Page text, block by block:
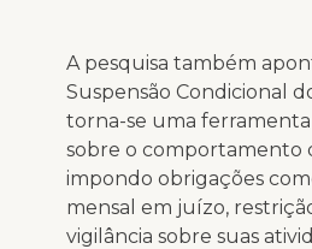
A pesquisa também
Suspensão Condicional
torna-se uma
sobre o comportamento
impondo obrigações
mensal em juízo,
vigilância sobre suas